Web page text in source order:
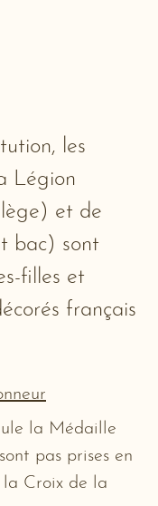
les
Légion
et de
bac) sont
filles et
français
la Médaille
pas prises en
Croix de la